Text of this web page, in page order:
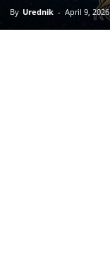
By Urednik - April 9, 2026